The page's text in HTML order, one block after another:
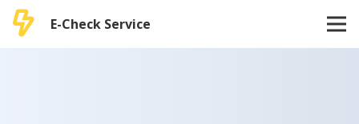
E-Check Service